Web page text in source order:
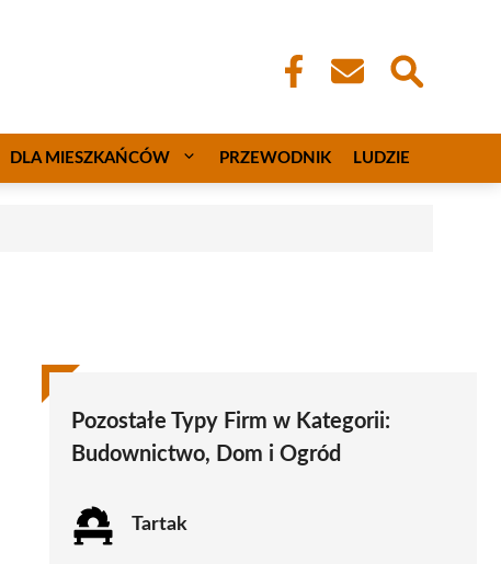
DLA MIESZKAŃCÓW PRZEWODNIK LUDZIE
Pozostałe Typy Firm w Kategorii:
Budownictwo, Dom i Ogród
Tartak